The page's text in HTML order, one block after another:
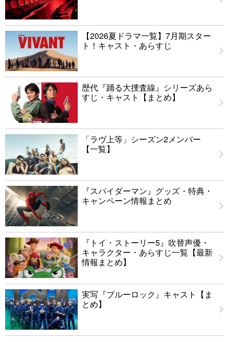
【2026夏ドラマ一覧】7月期スター
ト！キャスト・あらすじ
歴代『踊る大捜査線』シリーズあら
すじ・キャスト【まとめ】
「ラヴ上等」シーズン2メンバー
【一覧】
『スパイダーマン』グッズ・特典・
キャンペーン情報まとめ
『トイ・ストーリー5』吹替声優・
キャラクター・あらすじ一覧【最新
情報まとめ】
実写『ブルーロック』キャスト【ま
とめ】